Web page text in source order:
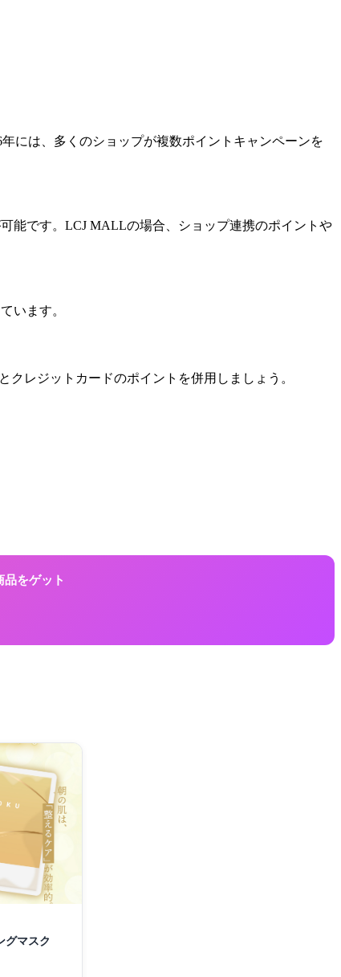
には、多くのショップが複数ポイントキャンペーンを
能です。LCJ MALLの場合、ショップ連携のポイントや
います。
レジットカードのポイントを併用しましょう。
をゲット
グマスク